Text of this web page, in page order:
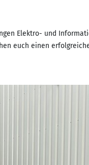
Elektro- und
euch einen